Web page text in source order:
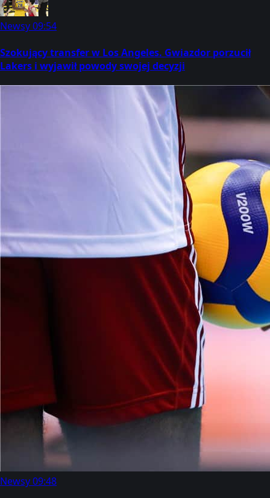
Newsy09:54
Szokujący transfer w Los Angeles. Gwiazdor porzucił
Lakers i wyjawił powody swojej decyzji
Newsy09:48